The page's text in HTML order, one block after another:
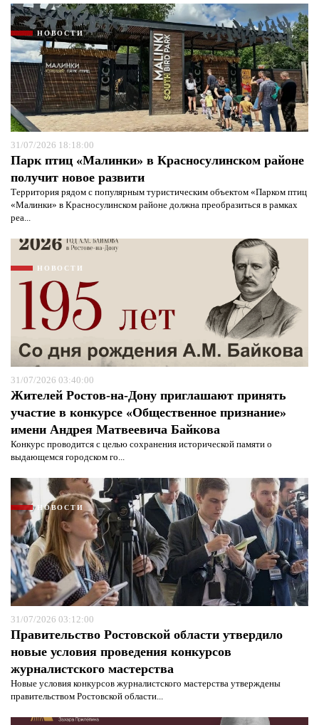
НОВОСТИ
31/07/2026 18:18:00
Парк птиц «Малинки» в Красносулинском районе
получит новое развити
Территория рядом с популярным туристическим объектом «Парком птиц
«Малинки» в Красносулинском районе должна преобразиться в рамках
реа...
НОВОСТИ
31/07/2026 03:40:00
Жителей Ростов-на-Дону приглашают принять
участие в конкурсе «Общественное признание»
имени Андрея Матвеевича Байкова
Конкурс проводится с целью сохранения исторической памяти о
выдающемся городском го...
НОВОСТИ
31/07/2026 03:12:00
Правительство Ростовской области утвердило
новые условия проведения конкурсов
журналистского мастерства
Новые условия конкурсов журналистского мастерства утверждены
правительством Ростовской области...
Я согласен с
политикой конфиденциальности и
политикой конфиденциальности и
защиты информации*